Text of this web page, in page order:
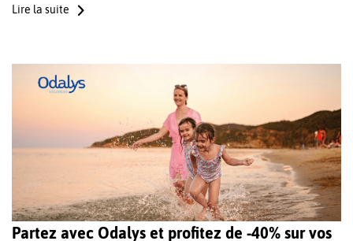
Lire la suite
Partez avec Odalys et profitez de -40% sur vos